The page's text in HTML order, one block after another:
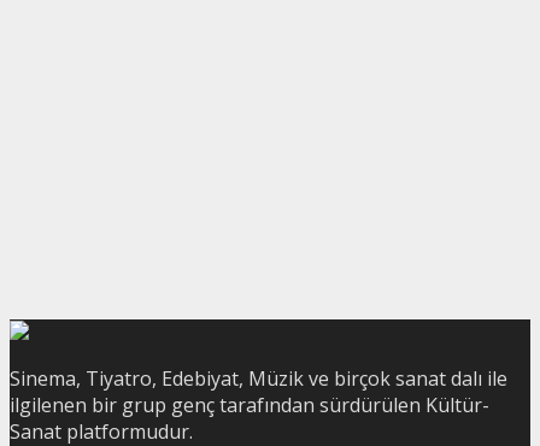
Sinema, Tiyatro, Edebiyat, Müzik ve birçok sanat dalı ile
ilgilenen bir grup genç tarafından sürdürülen Kültür-
Sanat platformudur.